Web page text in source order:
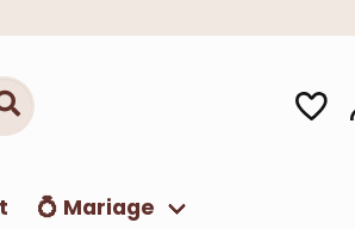
💍 Mariage